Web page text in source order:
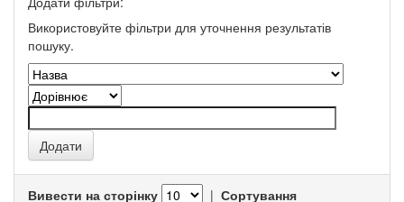
Використовуйте фільтри для уточнення результатів
пошуку.
Вивести на сторінку | Сортування